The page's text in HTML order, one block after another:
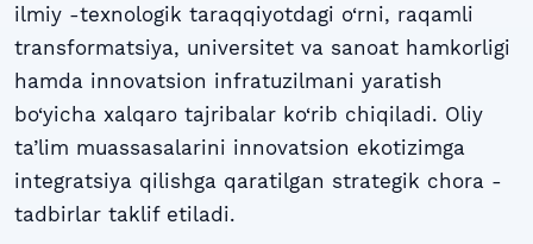
ilmiy -texnologik taraqqiyotdagi o‘rni, raqamli
transformatsiya, universitet va sanoat hamkorligi
hamda innovatsion infratuzilmani yaratish
bo‘yicha xalqaro tajribalar ko‘rib chiqiladi. Oliy
ta’lim muassasalarini innovatsion ekotizimga
integratsiya qilishga qaratilgan strategik chora -
tadbirlar taklif etiladi.